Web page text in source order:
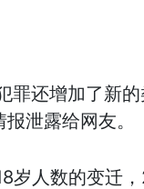
罪还增加了新
泄露给网友。
岁人数的变迁